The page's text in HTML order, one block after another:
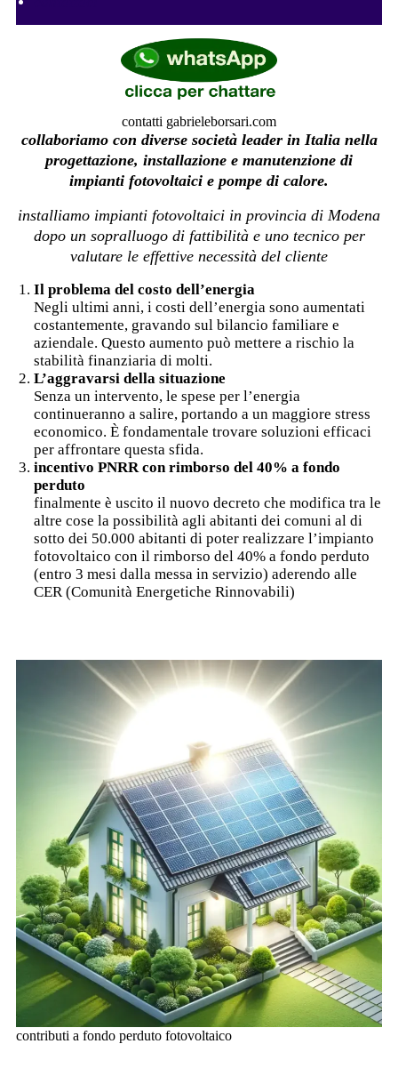
contatti gabrieleborsari.com
collaboriamo con diverse società leader in Italia nella
progettazione, installazione e manutenzione di
impianti fotovoltaici e pompe di calore.
installiamo impianti fotovoltaici in provincia di Modena
dopo un sopralluogo di fattibilità e uno tecnico per
valutare le effettive necessità del cliente
Il problema del costo dell’energia
Negli ultimi anni, i costi dell’energia sono aumentati
costantemente, gravando sul bilancio familiare e
aziendale. Questo aumento può mettere a rischio la
stabilità finanziaria di molti.
L’aggravarsi della situazione
Senza un intervento, le spese per l’energia
continueranno a salire, portando a un maggiore stress
economico. È fondamentale trovare soluzioni efficaci
per affrontare questa sfida.
incentivo PNRR con rimborso del 40% a fondo
perduto
finalmente è uscito il nuovo decreto che modifica tra le
altre cose la possibilità agli abitanti dei comuni al di
sotto dei 50.000 abitanti di poter realizzare l’impianto
fotovoltaico con il rimborso del 40% a fondo perduto
(entro 3 mesi dalla messa in servizio) aderendo alle
CER (Comunità Energetiche Rinnovabili)
contributi a fondo perduto fotovoltaico